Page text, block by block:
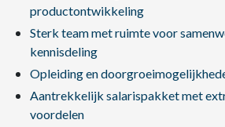
productontwikkeling
Sterk team met ruimte voor
kennisdeling
Opleiding en
Aantrekkelijk salarispakket met
voordelen